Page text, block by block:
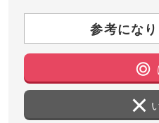
参考にな